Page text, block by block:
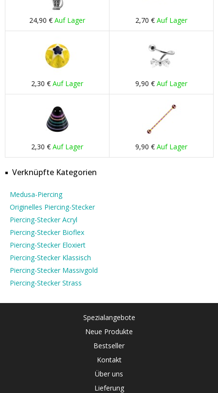
24,90 € Auf Lager 2,70 € Auf Lager
2,30 € Auf Lager 9,90 € Auf Lager
2,30 € Auf Lager 9,90 € Auf Lager
Verknüpfte Kategorien
Medusa-Piercing
Originelles Piercing-Stecker
Piercing-Stecker Acryl
Piercing-Stecker Bioflex
Piercing-Stecker Eloxiert
Piercing-Stecker Klassisch
Piercing-Stecker Massivgold
Piercing-Stecker Strass
Spezialangebote
Neue Produkte
Bestseller
Kontakt
Über uns
Lieferung